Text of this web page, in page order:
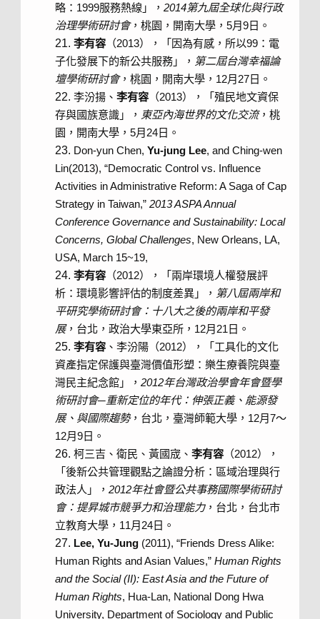
略：1999服務熱線」， 2014第九屆全球化與行政
治理學術研討會，桃園，開南大學，5月9日。
李有容（2013），「因為有感，所以99：電
子化發展下的新公共服務」， 第二屆台灣幸福論
壇學術研討會，桃園，開南大學，12月27日。
李汾揚、 李有容（2013），「殖民地文資保
存與國族意識」， 東亞內海世界的文化交流，桃
園，開南大學，5月24日。
Don-yun Chen, Yu-jung Lee, and Ching-wen
Lin(2013), “Democratic Control vs. Influence
Activities in Administrative Reform: A Saga of Cap
Strategy in Taiwan,” 2013 ASPA Annual
Conference Governance and Sustainability: Local
Concerns, Global Challenges, New Orleans, LA,
USA, March 15~19,
李有容（2012），「兩岸環境人權發展評
析：環境影響評估的制度差異」， 第八屆兩岸和
平研究學術研討會：十八大之後的兩岸和平發
展，台北，政治大學東亞所，12月21日。
李有容、李汾陽（2012），「工具化的文化
資產指定保護與臺灣價值形塑：樂生療養院與臺
灣民主紀念館」， 2012年台灣政治學會年會暨學
術研討會─重新定位的年代：伸張正義、能源發
展、與國際趨勢，台北，臺灣師範大學，12月7～
12月9日。
柯三吉、衛民、黃國宬、 李有容（2012），
「後新公共管理觀點之論證分析：區域治理與行
政法人」， 2012年社會暨公共事務國際學術研討
會：提昇城市競爭力和治理能力，台北，台北市
立教育大學，11月24日。
Lee, Yu-Jung(2011), “Friends Dress Alike:
Human Rights and Asian Values,” Human Rights
and the Social (II): East Asia and the Future of
Human Rights, Hua-Lan, National Dong Hwa
University, Department of Sociology and Public